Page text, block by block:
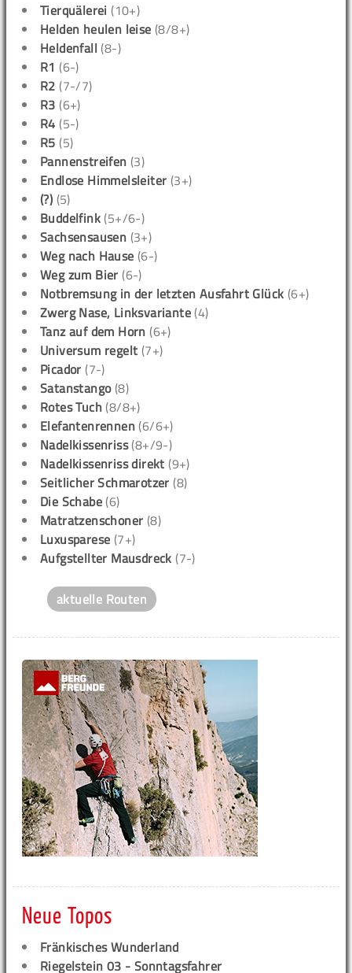
Tierquälerei (10+)
Helden heulen leise (8/8+)
Heldenfall (8-)
R1 (6-)
R2 (7-/7)
R3 (6+)
R4 (5-)
R5 (5)
Pannenstreifen (3)
Endlose Himmelsleiter (3+)
(?) (5)
Buddelfink (5+/6-)
Sachsensausen (3+)
Weg nach Hause (6-)
Weg zum Bier (6-)
Notbremsung in der letzten Ausfahrt Glück (6+)
Zwerg Nase, Linksvariante (4)
Tanz auf dem Horn (6+)
Universum regelt (7+)
Picador (7-)
Satanstango(8)
Rotes Tuch (8/8+)
Elefantenrennen (6/6+)
Nadelkissenriss(8+/9-)
Nadelkissenriss direkt (9+)
Seitlicher Schmarotzer (8)
Die Schabe (6)
Matratzenschoner (8)
Luxusparese (7+)
Aufgstellter Mausdreck (7-)
aktuelle Routen
Neue Topos
Fränkisches Wunderland
Riegelstein 03 - Sonntagsfahrer